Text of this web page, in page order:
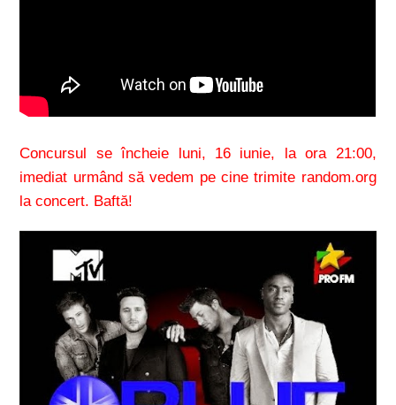
Concursul se încheie luni, 16 iunie, la ora 21:00,
imediat urmând să vedem pe cine trimite random.org
la concert. Baftă!